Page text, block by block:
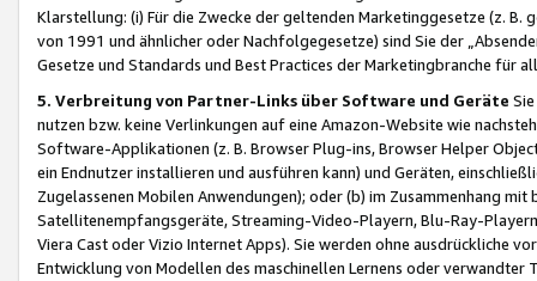
Klarstellung: (i) Für die Zwecke der geltenden Marketinggesetze (z. B.
von 1991 und ähnlicher oder Nachfolgegesetze) sind Sie der
Gesetze und Standards und Best Practices der Marketingbranche für
5. Verbreitung von Partner-Links über Software und Geräte
nutzen bzw. keine Verlinkungen auf eine Amazon-Website wie
Software-Applikationen (z. B. Browser Plug-ins, Browser Helper
ein Endnutzer installieren und ausführen kann) und Geräten,
Zugelassenen Mobilen Anwendungen); oder (b) im Zusammenhang
Satellitenempfangsgeräte, Streaming-Video-Playern, Blu-Ray-
Viera Cast oder Vizio Internet Apps). Sie werden ohne ausdrückliche
Entwicklung von Modellen des maschinellen Lernens oder